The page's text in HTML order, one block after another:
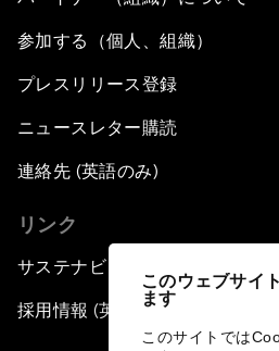
このウェブサイ
ます
このサイトでは
参加する（個人、組織）
プレスリリース登録
ニュースレター購読
連絡先 (英語のみ)
リンク
サステナビリティへの取り組み
採用情報 (英語のみ)